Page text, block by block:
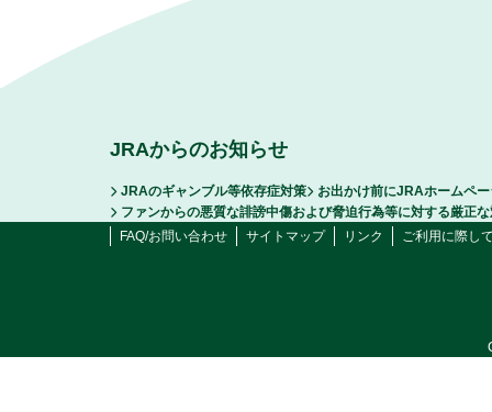
JRAからのお知らせ
JRAのギャンブル等依存症対策
お出かけ前にJRAホームペ
ファンからの悪質な誹謗中傷および脅迫行為等に対する厳正
FAQ/お問い合わせ
サイトマップ リンク ご利用に際し